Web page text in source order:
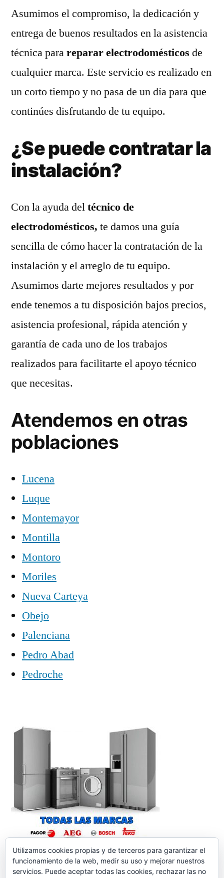
Asumimos el compromiso, la dedicación y
entrega de buenos resultados en la asistencia
técnica parareparar electrodomésticos de
cualquier marca. Este servicio es realizado en
un corto tiempo y no pasa de un día para que
continúes disfrutando de tu equipo.
¿Se puede contratar la
instalación?
Con la ayuda deltécnico de
electrodomésticos, te damos una guía
sencilla de cómo hacer la contratación de la
instalación y el arreglo de tu equipo.
Asumimos darte mejores resultados y por
ende tenemos a tu disposición bajos precios,
asistencia profesional, rápida atención y
garantía de cada uno de los trabajos
realizados para facilitarte el apoyo técnico
que necesitas.
Atendemos en otras
poblaciones
Lucena
Luque
Montemayor
Montilla
Montoro
Moriles
Nueva Carteya
Obejo
Palenciana
Pedro Abad
Pedroche
Utilizamos cookies propias y de terceros para garantizar el
funcionamiento de la web, medir su uso y mejorar nuestros
servicios. Puede aceptar todas las cookies, rechazar las no